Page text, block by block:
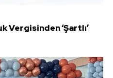
Vergisinden ‘Şartlı’